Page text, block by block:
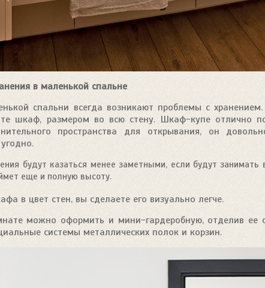
в маленькой спальне
спальни всегда возникают проблемы с
шкаф, размером во всю стену. Шкаф-купе отлично
пространства для открывания, он
будут казаться менее заметными, если будут
еще и полную высоту.
в цвет стен, вы сделаете его визуально легче.
можно оформить и мини-гардеробную, отделив ее
системы металлических полок и корзин.